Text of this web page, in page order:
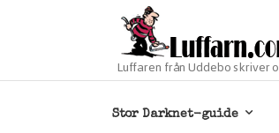
Luffaren från Uddebo skriver
Stor Darknet-guide